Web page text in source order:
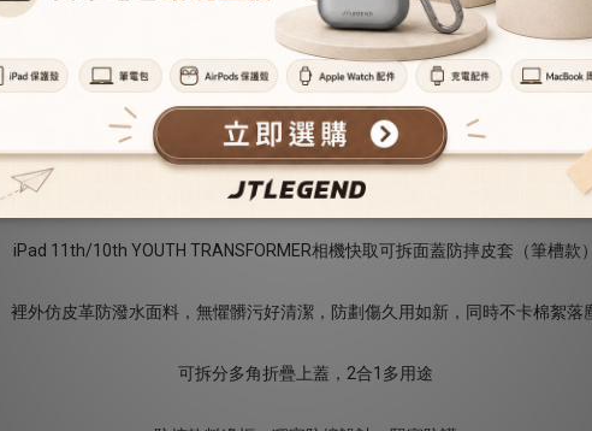
防摔軟料邊框，獨家防撞設計，堅實防護
透明背蓋，呈現原色質感
裡外仿皮革防潑水面料，無懼髒污好清潔，防劃傷久用如新，同時不卡棉絮落塵
一體式筆槽設計，隨手收納Apple Pencil， 支援Apple Pencil磁吸充電
可拆分多角折疊上蓋，翻轉靈活隨心駕馭，穩固不晃動
智能休眠喚醒，電量節約更聰明
QCAC專利鏡頭快取截角 拍照、掃QRCODE更順手
強力磁吸面蓋，可吸附於磁性表面（冰箱、白板等）
前後邊框加高，兼容市售螢幕保貼與鏡頭貼